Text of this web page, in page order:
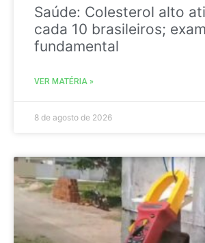
Saúde: Colesterol alto
cada 10 brasileiros;
fundamental
VER MATÉRIA »
8 de agosto de 2026